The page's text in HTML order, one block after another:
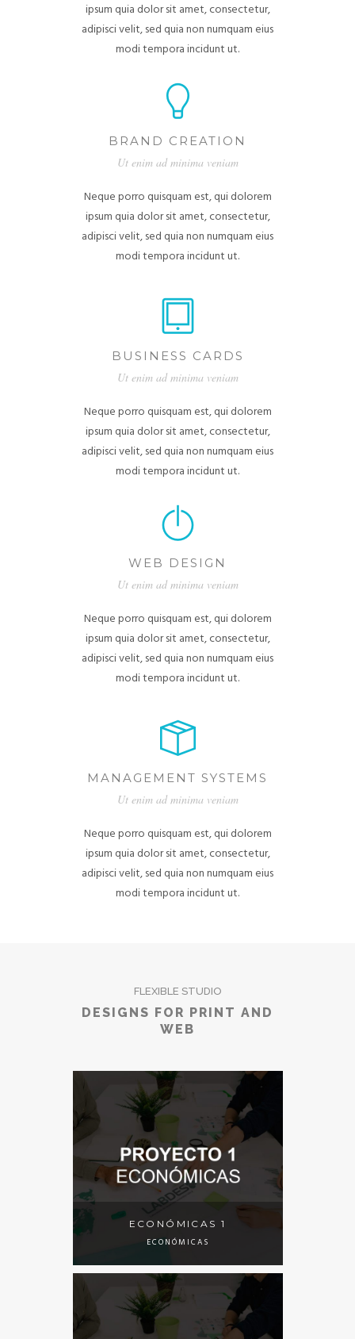
ipsum quia dolor sit amet, consectetur,
adipisci velit, sed quia non numquam eius
modi tempora incidunt ut.
BRAND CREATION
Ut enim ad minima veniam
Neque porro quisquam est, qui dolorem
ipsum quia dolor sit amet, consectetur,
adipisci velit, sed quia non numquam eius
modi tempora incidunt ut.
BUSINESS CARDS
Ut enim ad minima veniam
Neque porro quisquam est, qui dolorem
ipsum quia dolor sit amet, consectetur,
adipisci velit, sed quia non numquam eius
modi tempora incidunt ut.
WEB DESIGN
Ut enim ad minima veniam
Neque porro quisquam est, qui dolorem
ipsum quia dolor sit amet, consectetur,
adipisci velit, sed quia non numquam eius
modi tempora incidunt ut.
MANAGEMENT SYSTEMS
Ut enim ad minima veniam
Neque porro quisquam est, qui dolorem
ipsum quia dolor sit amet, consectetur,
adipisci velit, sed quia non numquam eius
modi tempora incidunt ut.
FLEXIBLE STUDIO
DESIGNS FOR PRINT AND
WEB
ECONÓMICAS 1
ECONÓMICAS